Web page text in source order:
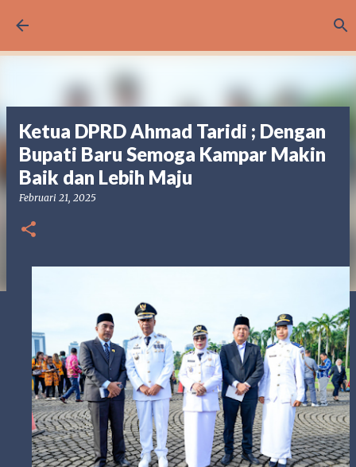
Ketua DPRD Ahmad Taridi ; Dengan
Bupati Baru Semoga Kampar Makin
Baik dan Lebih Maju
Februari 21, 2025